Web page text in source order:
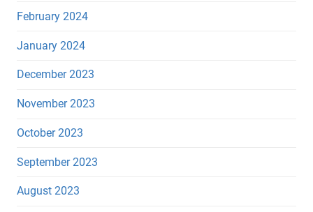
February 2024
January 2024
December 2023
November 2023
October 2023
September 2023
August 2023